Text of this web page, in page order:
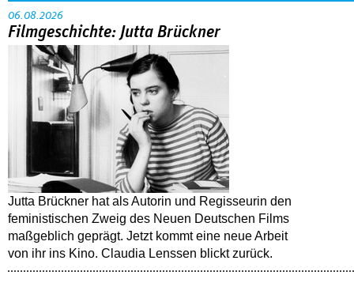
06.08.2026
Filmgeschichte: Jutta Brückner
Jutta Brückner hat als Autorin und Regisseurin den
feministischen Zweig des Neuen Deutschen Films
maßgeblich geprägt. Jetzt kommt eine neue Arbeit
von ihr ins Kino. Claudia Lenssen blickt zurück.